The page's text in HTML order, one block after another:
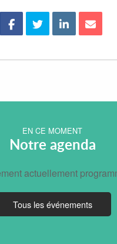
EN CE MOMENT
Notre agenda
actuellement
Tous les événements